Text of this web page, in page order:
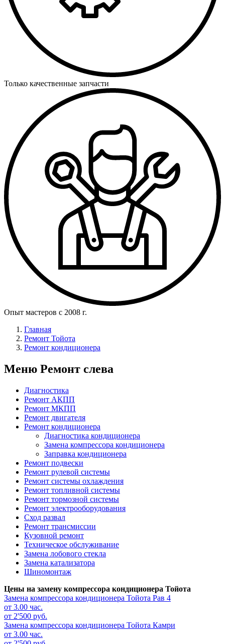
Только качественные запчасти
Опыт мастеров с 2008 г.
Главная
Ремонт Тойота
Ремонт кондиционера
Меню Ремонт слева
Диагностика
Ремонт АКПП
Ремонт МКПП
Ремонт двигателя
Ремонт кондиционера
Диагностика кондиционера
Замена компрессора кондиционера
Заправка кондиционера
Ремонт подвески
Ремонт рулевой системы
Ремонт системы охлаждения
Ремонт топливной системы
Ремонт тормозной системы
Ремонт электрооборудования
Сход развал
Ремонт трансмиссии
Кузовной ремонт
Техническое обслуживание
Замена лобового стекла
Замена катализатора
Шиномонтаж
Цены на замену компрессора кондиционера Тойота
Замена компрессора кондиционера Тойота Рав 4
от 3.00 час.
от 2'500 руб.
Замена компрессора кондиционера Тойота Камри
от 3.00 час.